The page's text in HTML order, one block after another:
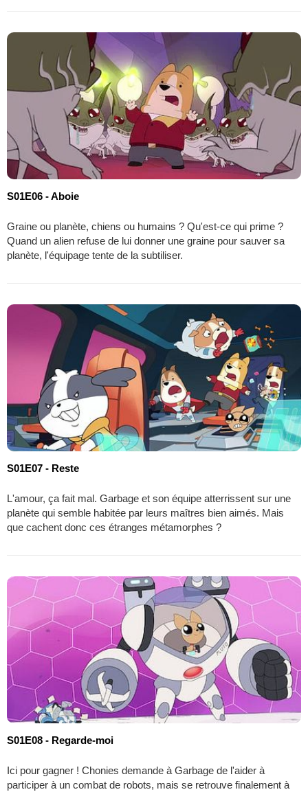
S01E06 - Aboie
Graine ou planète, chiens ou humains ? Qu'est-ce qui prime ?
Quand un alien refuse de lui donner une graine pour sauver sa
planète, l'équipage tente de la subtiliser.
S01E07 - Reste
L'amour, ça fait mal. Garbage et son équipe atterrissent sur une
planète qui semble habitée par leurs maîtres bien aimés. Mais
que cachent donc ces étranges métamorphes ?
S01E08 - Regarde-moi
Ici pour gagner ! Chonies demande à Garbage de l'aider à
participer à un combat de robots, mais se retrouve finalement à